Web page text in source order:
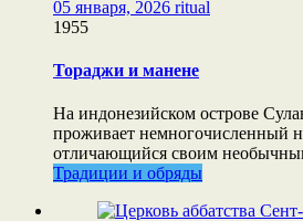
05 января, 2026 ritual
1955
Тораджи и манене
На индонезийском острове
проживает немногочисленный
отличающийся своим
Традиции и обряды